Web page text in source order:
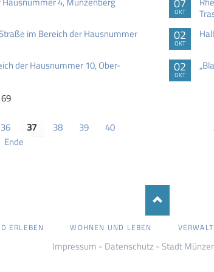
im Bereich der Hausnummer
der Hausnummer 10, Ober-
36 37 38 39
40
Ende
OKT
02
OKT
02
OKT
ERLEBEN WOHNEN UND LEBEN
Impressum - Datenschutz - Stadt